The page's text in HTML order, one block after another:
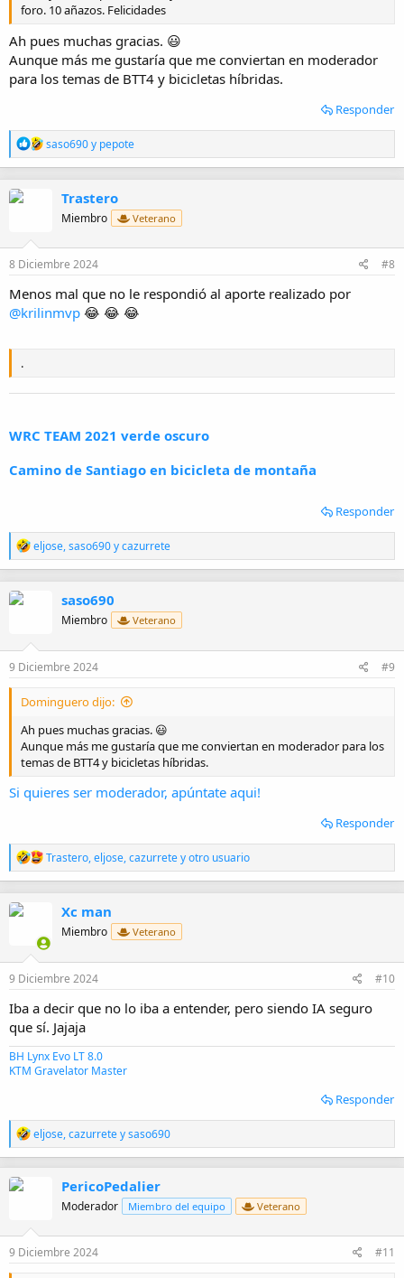
foro. 10 añazos. Felicidades
Ah pues muchas gracias. 😃
Aunque más me gustaría que me conviertan en moderador
para los temas de BTT4 y bicicletas híbridas.
Responder
R
e
a
s
saso690y pepote
Trastero
Miembro Veterano
8 Diciembre 2024 #8
Menos mal que no le respondió al aporte realizado por
@krilinmvp 😂 😂 😂
.
WRC TEAM 2021 verde oscuro
Camino de Santiago en bicicleta de montaña
Responder
R
e
a
n
e
s
eljose,saso690ycazurrete
saso690
Miembro Veterano
9 Diciembre 2024 #9
Dominguero dijo:
Ah pues muchas gracias. 😃
Aunque más me gustaría que me conviertan en moderador para los
temas de BTT4 y bicicletas híbridas.
Si quieres ser moderador, apúntate aqui!
Responder
R
e
a
o
s
Trastero,eljose,cazurretey otro usuario
Xc man
Miembro Veterano
9 Diciembre 2024 #10
Iba a decir que no lo iba a entender, pero siendo IA seguro
que sí. Jajaja
BH Lynx Evo LT 8.0
KTM Gravelator Master
Responder
R
e
a
n
e
eljose,cazurreteysaso690
PericoPedalier
Moderador Miembro del equipo Veterano
9 Diciembre 2024 #11